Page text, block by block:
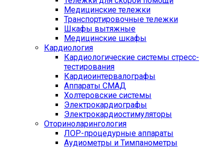
Медицинские тележки
Транспортировочные тележки
Шкафы вытяжные
Медицинские шкафы
Кардиология
Кардиологические системы стресс-
тестирования
Кардиоинтервалографы
Аппараты СМАД
Холтеровские системы
Электрокардиографы
Электрокардиостимуляторы
Оториноларингология
ЛОР-процедурные аппараты
Аудиометры и Тимпанометры